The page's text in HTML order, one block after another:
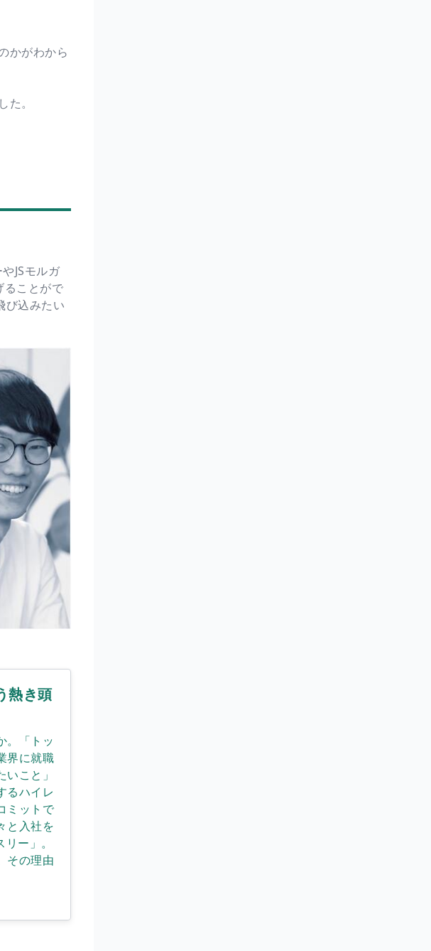
かがわから
。
JSモルガ
ることがで
び込みたい
熱き頭
。「トッ
界に就職
こと」
るハイレ
ミットで
と入社を
ー」。
その理由